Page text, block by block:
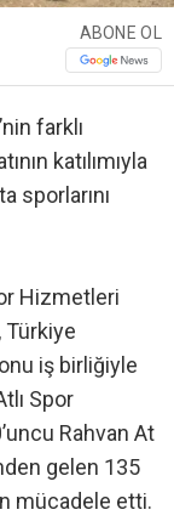
ABONE OL
farklı
katılımıyla
sporlarını
Hizmetleri
Türkiye
iş birliğiyle
Spor
Rahvan At
gelen 135
mücadele etti.